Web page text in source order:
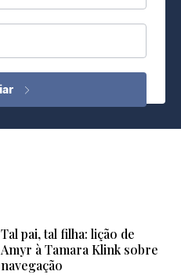
Tal pai, tal filha: lição de
Amyr à Tamara Klink sobre
navegação